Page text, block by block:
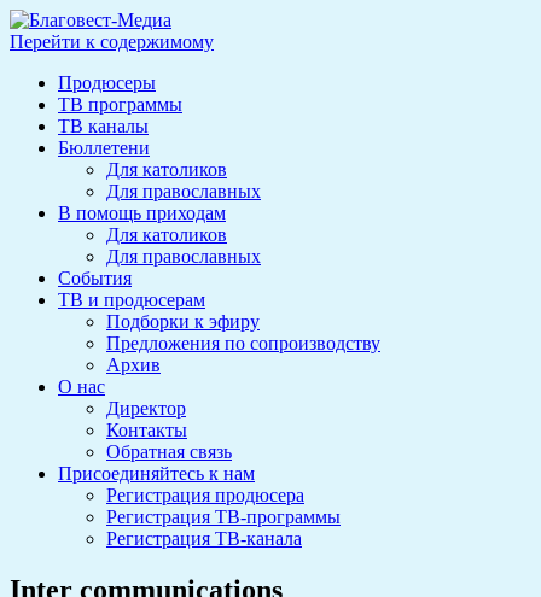
Перейти к содержимому
Продюсеры
ТВ программы
ТВ каналы
Бюллетени
Для католиков
Для православных
В помощь приходам
Для католиков
Для православных
События
ТВ и продюсерам
Подборки к эфиру
Предложения по сопроизводству
Архив
О нас
Директор
Контакты
Обратная связь
Присоединяйтесь к нам
Регистрация продюсера
Регистрация ТВ-программы
Регистрация ТВ-канала
Inter communications